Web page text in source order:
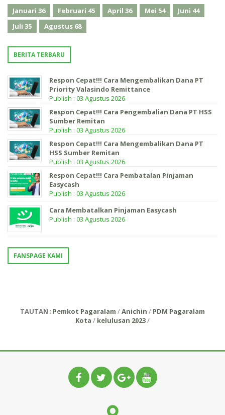
Januari 36 Februari 45 April 36 Mei 54 Juni 44
Juli 35 Agustus 68
BERITA TERBARU
Respon Cepat!!! Cara Mengembalikan Dana PT
Priority Valasindo Remittance
Publish : 03 Agustus 2026
Respon Cepat!!! Cara Pengembalian Dana PT HSS
Sumber Remitan
Publish : 03 Agustus 2026
Respon Cepat!!! Cara Mengembalikan Dana PT
HSS Sumber Remitan
Publish : 03 Agustus 2026
Respon Cepat!!! Cara Pembatalan Pinjaman
Easycash
Publish : 03 Agustus 2026
Cara Membatalkan Pinjaman Easycash
Publish : 03 Agustus 2026
FANSPAGE KAMI
TAUTAN : Pemkot Pagaralam /Anichin / PDM Pagaralam
Kota / kelulusan 2023/